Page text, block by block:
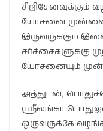
யோசனை
இருவருக்கும்
சர்ச்சைகளுக்கு
யோசனையும்
அத்துடன்,
ஶ்ரீலங்கா
ஒருவருக்கே